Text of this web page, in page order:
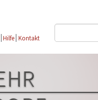
Hilfe Kontakt